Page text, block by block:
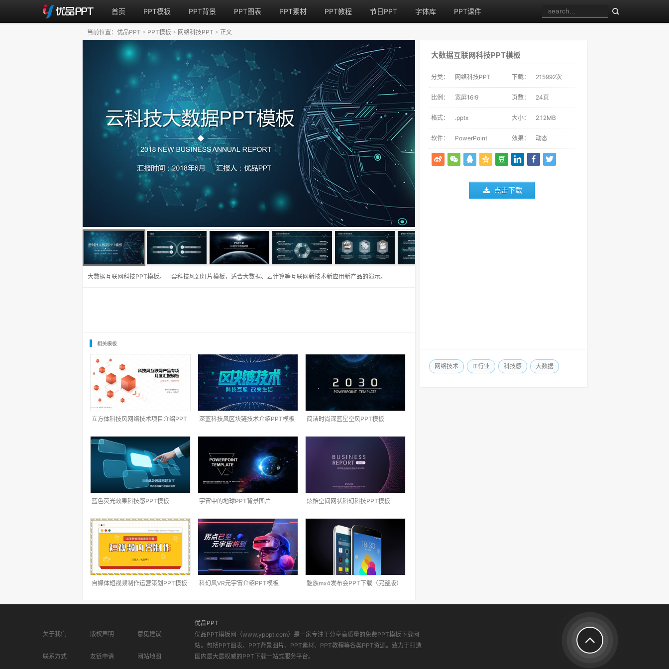
首页 PPT模板 PPT背景 PPT图表 PPT素材 PPT教程 节日PPT 字体库 PPT课件
大数据互联网科技PPT模板
分类： 网络科技PPT 下载： 215992次
比例： 宽屏16:9 页数： 24页
格式： .pptx 大小： 2.12MB
软件： PowerPoint 效果： 动态
点击下载
网络技术 IT行业 科技感 大数据
大数据互联网科技PPT模板。一套科技风幻灯片模板，适合大数据、云计算等互联网新技术新应用新产品的演示。
当前位置： 优品PPT > PPT模板 > 网络科技PPT > 正文
相关模板
立方体科技风网络技术项目介绍PPT
深蓝科技风区块链技术介绍PPT模板 简洁时尚深蓝星空风PPT模板
蓝色荧光效果科技感PPT模板 宇宙中的地球PPT背景图片 炫酷空间网状科幻科技PPT模板
自媒体短视频制作运营策划PPT模板 科幻风VR元宇宙介绍PPT模板 魅族mx4发布会PPT下载（完整版）
关于我们 版权声明 意见建议
联系方式 友链申请 网站地图
优品PPT
优品PPT模板网（www.ypppt.com）是一家专注于分享高质量的免费PPT模板下载网
站。包括PPT图表、PPT背景图片、PPT素材、PPT教程等各类PPT资源。致力于打造
国内最大最权威的PPT下载一站式服务平台。